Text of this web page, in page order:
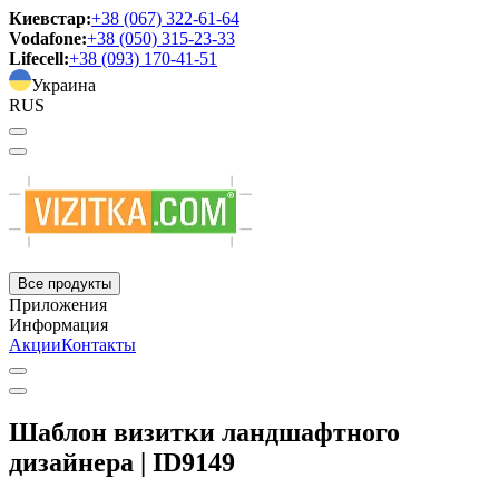
Киевстар:+38 (067) 322-61-64
Vodafone:+38 (050) 315-23-33
Lifecell:+38 (093) 170-41-51
Украина
RUS
Все продукты
Приложения
Информация
АкцииКонтакты
Шаблон визитки ландшафтного
дизайнера | ID9149